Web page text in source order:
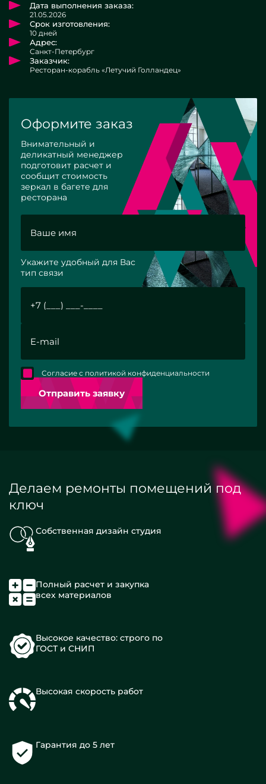
Дата выполнения заказа:
21.05.2026
Срок изготовления:
10 дней
Адрес:
Санкт-Петербург
Заказчик:
Ресторан-корабль «Летучий Голландец»
Оформите заказ
Внимательный и
деликатный менеджер
подготовит расчет и
сообщит стоимость
зеркал в багете для
ресторана
Укажите удобный для Вас
тип связи
Отправить заявку
Согласие с политикой конфиденциальности
Делаем ремонты помещений под
ключ
Собственная дизайн студия
Полный расчет и закупка
всех материалов
Высокое качество: строго по
ГОСТ и СНИП
Высокая скорость работ
Гарантия до 5 лет